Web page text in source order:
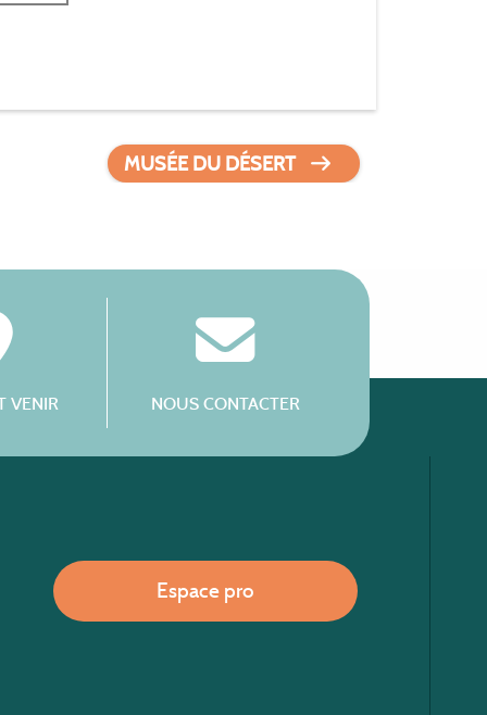
MUSÉE DU DÉSERT
VENIR NOUS CONTACTER
Espace pro